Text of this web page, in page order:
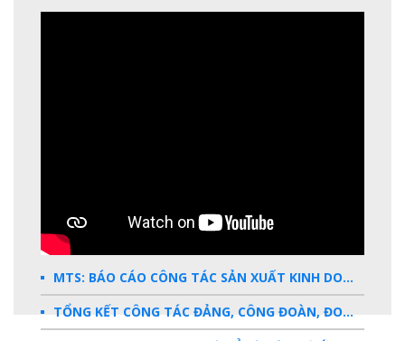
MTS: BÁO CÁO CÔNG TÁC SẢN XUẤT KINH DOANH 2025
TỔNG KẾT CÔNG TÁC ĐẢNG, CÔNG ĐOÀN, ĐOÀN THANH NIÊN 2025